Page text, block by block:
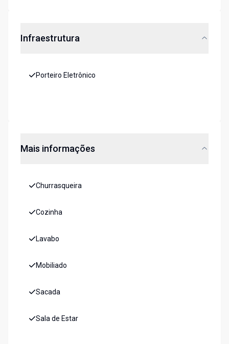
Infraestrutura
Porteiro Eletrônico
Mais informações
Churrasqueira
Cozinha
Lavabo
Mobiliado
Sacada
Sala de Estar